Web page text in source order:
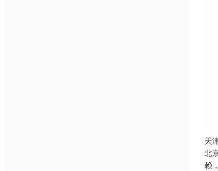
天
北
赖